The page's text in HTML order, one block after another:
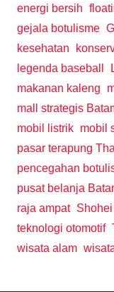
energi bersih
gejala botulisme
kesehatan
legenda baseball
makanan kaleng
mall strategis
mobil listrik mobil
pasar terapung
pencegahan
pusat belanja
raja ampat
teknologi otomotif
wisata alam